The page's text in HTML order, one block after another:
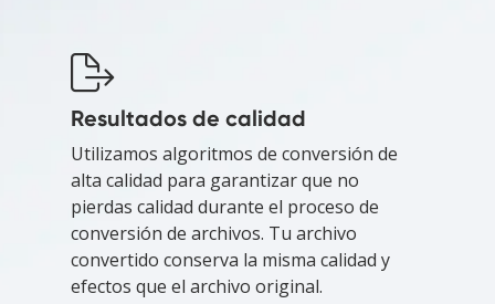
Resultados de calidad
Utilizamos algoritmos de conversión de
alta calidad para garantizar que no
pierdas calidad durante el proceso de
conversión de archivos. Tu archivo
convertido conserva la misma calidad y
efectos que el archivo original.